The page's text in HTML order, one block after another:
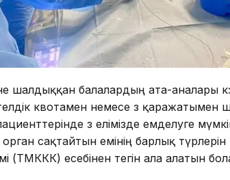
шалдыққан балалардың ата-аналары
квотамен немесе өз қаражатымен
өз елімізде емделуге
сақтайтын емінің барлық түрлерін
(ТМККК) есебінен тегін ала алатын